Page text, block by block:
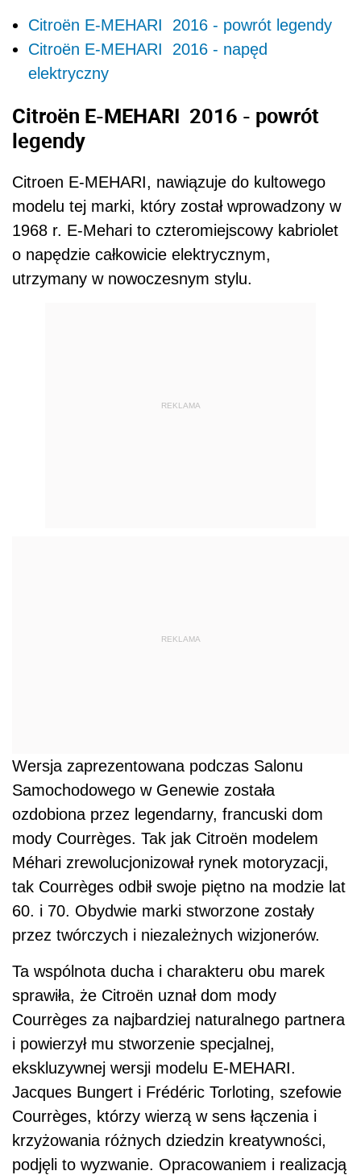
Citroën E-MEHARI 2016 - powrót legendy
Citroën E-MEHARI 2016 - napęd
elektryczny
Citroën E-MEHARI 2016 - powrót
legendy
Citroen E-MEHARI, nawiązuje do kultowego
modelu tej marki, który został wprowadzony w
1968 r. E-Mehari to czteromiejscowy kabriolet
o napędzie całkowicie elektrycznym,
utrzymany w nowoczesnym stylu.
REKLAMA
REKLAMA
Wersja zaprezentowana podczas Salonu
Samochodowego w Genewie została
ozdobiona przez legendarny, francuski dom
mody Courrèges. Tak jak Citroën modelem
Méhari zrewolucjonizował rynek motoryzacji,
tak Courrèges odbił swoje piętno na modzie lat
60. i 70. Obydwie marki stworzone zostały
przez twórczych i niezależnych wizjonerów.
Ta wspólnota ducha i charakteru obu marek
sprawiła, że Citroën uznał dom mody
Courrèges za najbardziej naturalnego partnera
i powierzył mu stworzenie specjalnej,
ekskluzywnej wersji modelu E-MEHARI.
Jacques Bungert i Frédéric Torloting, szefowie
Courrèges, którzy wierzą w sens łączenia i
krzyżowania różnych dziedzin kreatywności,
podjęli to wyzwanie. Opracowaniem i realizacją